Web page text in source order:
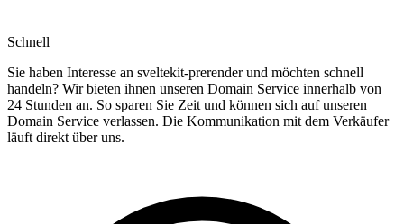
Schnell
Sie haben Interesse an sveltekit-prerender und möchten schnell
handeln? Wir bieten ihnen unseren Domain Service innerhalb von
24 Stunden an. So sparen Sie Zeit und können sich auf unseren
Domain Service verlassen. Die Kommunikation mit dem Verkäufer
läuft direkt über uns.